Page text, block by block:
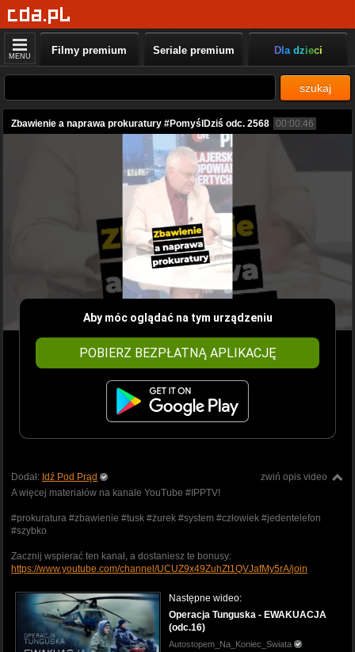
MENU Filmy premium Seriale premium Dla dzieci
szukaj
Zbawienie a naprawa prokuratury #PomyślDziś odc. 2568 00:00:46
Aby móc oglądać na tym urządzeniu
POBIERZ BEZPŁATNĄ APLIKACJĘ
zwiń opis video
Dodał: Idź Pod Prąd
A więcej materiałów na kanale YouTube #IPPTV!
#prokuratura #zbawienie #tusk #żurek #system #człowiek #jedentelefon
#szybko
Zacznij wspierać ten kanał, a dostaniesz te bonusy:
https://www.youtube.com/channel/UCUZ9x49ZuhZt1QVJafMy5rA/join
Następne wideo:
Operacja Tunguska - EWAKUACJA
(odc.16)
Autostopem_Na_Koniec_Swiata